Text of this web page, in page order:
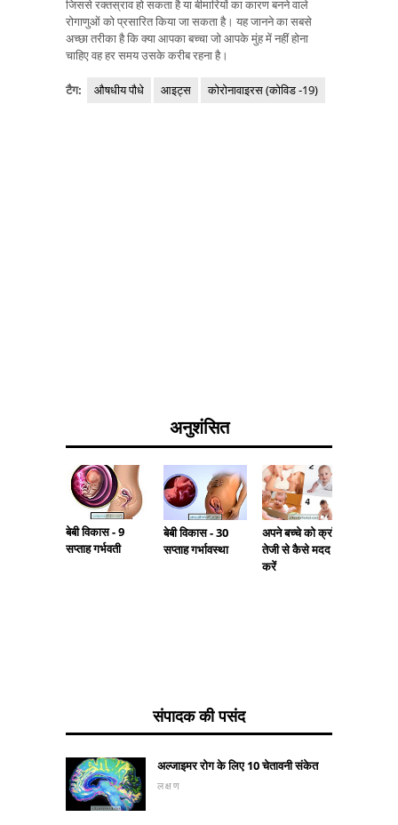
जिससे रक्तस्राव हो सकता है या बीमारियों का कारण बनने वाले
रोगाणुओं को प्रसारित किया जा सकता है। यह जानने का सबसे
अच्छा तरीका है कि क्या आपका बच्चा जो आपके मुंह में नहीं होना
चाहिए वह हर समय उसके करीब रहना है।
टैग: औषधीय पौधे आइट्स कोरोनावाइरस (कोविड -19)
अनुशंसित
बेबी विकास - 9
सप्ताह गर्भवती
बेबी विकास - 30
सप्ताह गर्भावस्था
अपने बच्चे को क्रॉल
तेजी से कैसे मदद
करें
संपादक की पसंद
अल्जाइमर रोग के लिए 10 चेतावनी संकेत
लक्षण